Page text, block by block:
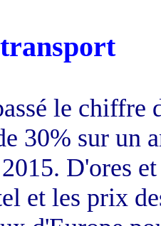
le
30% sur un
D'ores
et les prix